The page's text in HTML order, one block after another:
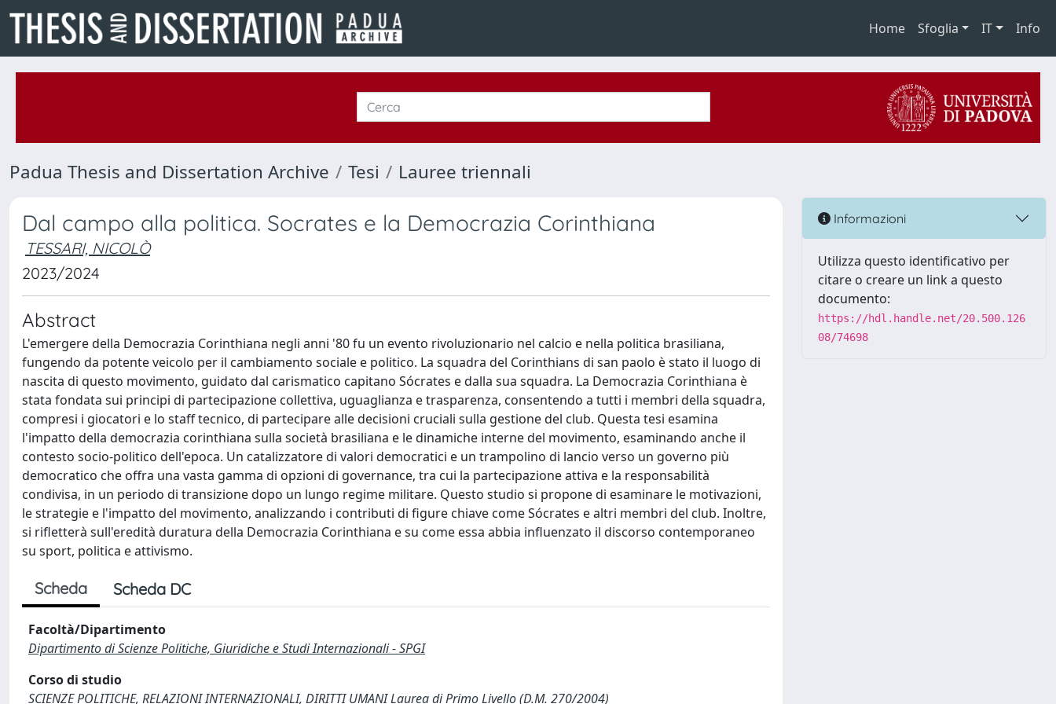
Home Sfoglia IT Info
Padua Thesis and Dissertation Archive Tesi Lauree triennali
Dal campo alla politica. Socrates e la Democrazia Corinthiana
TESSARI, NICOLÒ
2023/2024
Abstract
L'emergere della Democrazia Corinthiana negli anni '80 fu un evento rivoluzionario nel calcio e nella politica brasiliana,
fungendo da potente veicolo per il cambiamento sociale e politico. La squadra del Corinthians di san paolo è stato il luogo di
nascita di questo movimento, guidato dal carismatico capitano Sócrates e dalla sua squadra. La Democrazia Corinthiana è
stata fondata sui principi di partecipazione collettiva, uguaglianza e trasparenza, consentendo a tutti i membri della squadra,
compresi i giocatori e lo staff tecnico, di partecipare alle decisioni cruciali sulla gestione del club. Questa tesi esamina
l'impatto della democrazia corinthiana sulla società brasiliana e le dinamiche interne del movimento, esaminando anche il
contesto socio-politico dell'epoca. Un catalizzatore di valori democratici e un trampolino di lancio verso un governo più
democratico che offra una vasta gamma di opzioni di governance, tra cui la partecipazione attiva e la responsabilità
condivisa, in un periodo di transizione dopo un lungo regime militare. Questo studio si propone di esaminare le motivazioni,
le strategie e l'impatto del movimento, analizzando i contributi di figure chiave come Sócrates e altri membri del club. Inoltre,
si rifletterà sull'eredità duratura della Democrazia Corinthiana e su come essa abbia influenzato il discorso contemporaneo
su sport, politica e attivismo.
Scheda Scheda DC
Facoltà/Dipartimento
Dipartimento di Scienze Politiche, Giuridiche e Studi Internazionali - SPGI
Corso di studio
SCIENZE POLITICHE, RELAZIONI INTERNAZIONALI, DIRITTI UMANI Laurea di Primo Livello (D.M. 270/2004)
Informazioni
Utilizza questo identificativo per
citare o creare un link a questo
documento:
https://hdl.handle.net/20.500.126
08/74698